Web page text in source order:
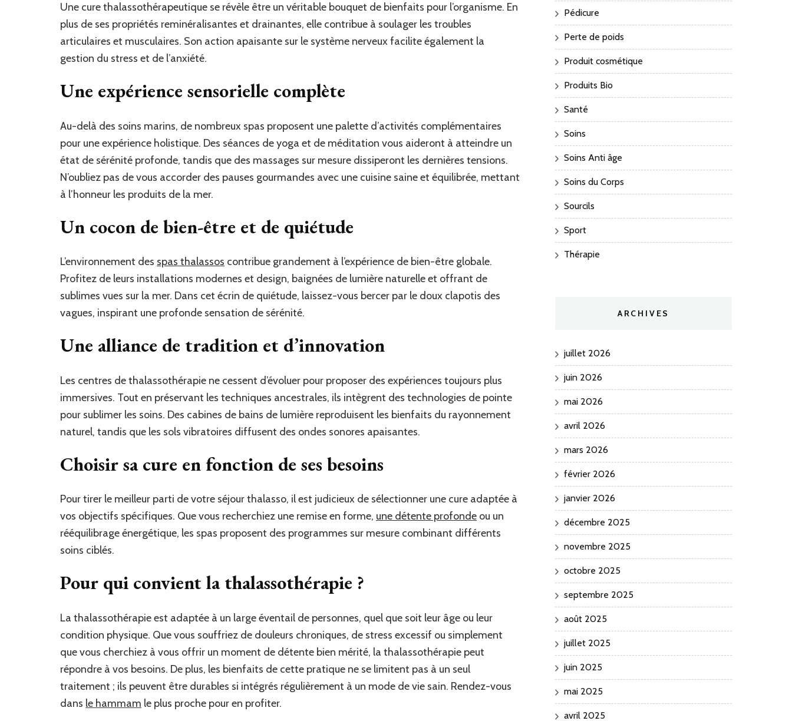
Une cure thalassothérapeutique se révèle être un véritable bouquet de bienfaits pour l’organisme. En
plus de ses propriétés reminéralisantes et drainantes, elle contribue à soulager les troubles
articulaires et musculaires. Son action apaisante sur le système nerveux facilite également la
gestion du stress et de l’anxiété.
Une expérience sensorielle complète
Au-delà des soins marins, de nombreux spas proposent une palette d’activités complémentaires
pour une expérience holistique. Des séances de yoga et de méditation vous aideront à atteindre un
état de sérénité profonde, tandis que des massages sur mesure dissiperont les dernières tensions.
N’oubliez pas de vous accorder des pauses gourmandes avec une cuisine saine et équilibrée, mettant
à l’honneur les produits de la mer.
Un cocon de bien-être et de quiétude
L’environnement des spas thalassos contribue grandement à l’expérience de bien-être globale.
Profitez de leurs installations modernes et design, baignées de lumière naturelle et offrant de
sublimes vues sur la mer. Dans cet écrin de quiétude, laissez-vous bercer par le doux clapotis des
vagues, inspirant une profonde sensation de sérénité.
Une alliance de tradition et d’innovation
Les centres de thalassothérapie ne cessent d’évoluer pour proposer des expériences toujours plus
immersives. Tout en préservant les techniques ancestrales, ils intègrent des technologies de pointe
pour sublimer les soins. Des cabines de bains de lumière reproduisent les bienfaits du rayonnement
naturel, tandis que les sols vibratoires diffusent des ondes sonores apaisantes.
Choisir sa cure en fonction de ses besoins
Pour tirer le meilleur parti de votre séjour thalasso, il est judicieux de sélectionner une cure adaptée à
vos objectifs spécifiques. Que vous recherchiez une remise en forme, une détente profonde ou un
rééquilibrage énergétique, les spas proposent des programmes sur mesure combinant différents
soins ciblés.
Pour qui convient la thalassothérapie ?
La thalassothérapie est adaptée à un large éventail de personnes, quel que soit leur âge ou leur
condition physique. Que vous souffriez de douleurs chroniques, de stress excessif ou simplement
que vous cherchiez à vous offrir un moment de détente bien mérité, la thalassothérapie peut
répondre à vos besoins. De plus, les bienfaits de cette pratique ne se limitent pas à un seul
traitement ; ils peuvent être durables si intégrés régulièrement à un mode de vie sain. Rendez-vous
dans le hammam le plus proche pour en profiter.
Pédicure
Perte de poids
Produit cosmétique
Produits Bio
Santé
Soins
Soins Anti âge
Soins du Corps
Sourcils
Sport
Thérapie
ARCHIVES
juillet 2026
juin 2026
mai 2026
avril 2026
mars 2026
février 2026
janvier 2026
décembre 2025
novembre 2025
octobre 2025
septembre 2025
août 2025
juillet 2025
juin 2025
mai 2025
avril 2025